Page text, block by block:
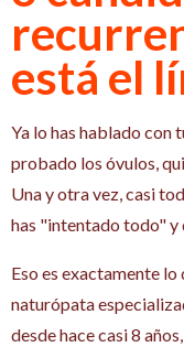
está el
Ya lo has hablado con
probado los óvulos,
Una y otra vez, casi
has "intentado todo" y
Eso es exactamente lo
naturópata
desde hace casi 8